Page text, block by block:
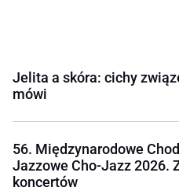
Jelita a skóra: cichy
mówi
56. Międzynarodowe
Jazzowe Cho-Jazz 2026.
koncertów